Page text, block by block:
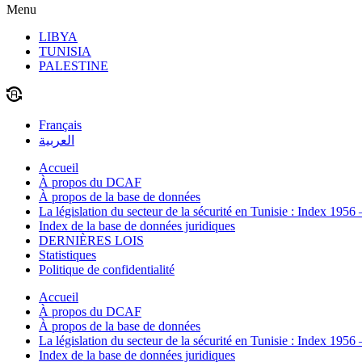
Menu
LIBYA
TUNISIA
PALESTINE
Français
العربية
Accueil
À propos du DCAF
À propos de la base de données
La législation du secteur de la sécurité en Tunisie : Index 1956
Index de la base de données juridiques
DERNIÈRES LOIS
Statistiques
Politique de confidentialité
Accueil
À propos du DCAF
À propos de la base de données
La législation du secteur de la sécurité en Tunisie : Index 1956
Index de la base de données juridiques